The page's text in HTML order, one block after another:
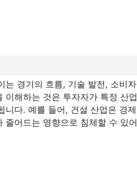
는 경기의 흐름, 기술 발전, 소비자
이해하는 것은 투자자가 특정 산업
니다. 예를 들어, 건설 산업은 경제
어드는 영향으로 침체할 수 있어